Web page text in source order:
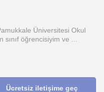
Üniversitesi Okul
öğrencisiyim ve ...
Ücretsiz iletişime geç